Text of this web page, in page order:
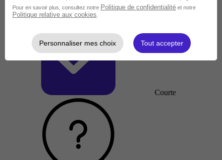
Courte
Pour en savoir plus, consultez notre Politique de confidentialité et notre
Politique relative aux cookies
Personnaliser mes choix Tout accepter